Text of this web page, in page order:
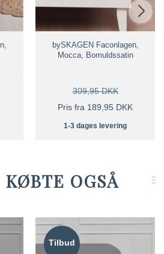
bySKAGEN Faconlagen,
Mocca, Bomuldssatin
309,95 DKK
Pris fra 189,95 DKK
1-3 dages levering
KØBTE OGSÅ
Tilbud